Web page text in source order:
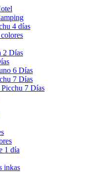
4 días
2 Días
6 Días
7 Días
7 Días
1 día
inkas